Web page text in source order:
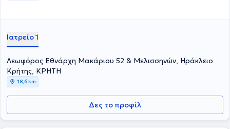
Μαστού, της Ελληνικής Γυναικολογικής Εταιρείας Παθήσεων
εκλεγμένο μέλος του Πειθαρχικού Συμβουλίου της Ελληνικής
Γυναικολογικής Εταιρείας Παθήσεων Μαστού από το 2018.
Ιατρείο 1
Λεωφόρος Εθνάρχη Μακάριου 52 & Μελισσηνών, Ηράκλειο
Κρήτης, ΚΡΗΤΗ
18,6 km
Δες το προφίλ